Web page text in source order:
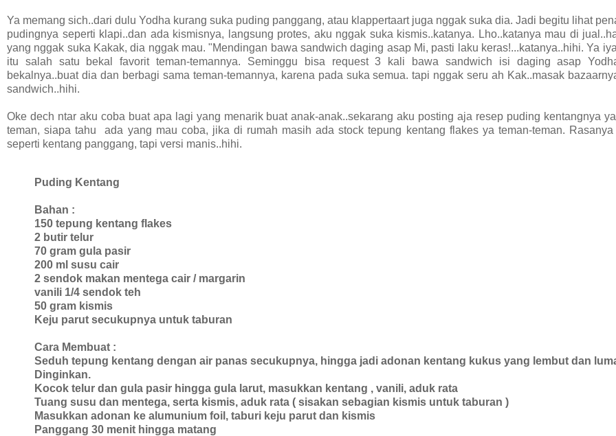
Ya memang sich..dari dulu Yodha kurang suka puding panggang, atau klappertaart juga nggak suka dia. Jadi begitu lihat
pudingnya seperti klapi..dan ada kismisnya, langsung protes, aku nggak suka kismis..katanya. Lho..katanya mau di
yang nggak suka Kakak, dia nggak mau. "Mendingan bawa sandwich daging asap Mi, pasti laku keras!...katanya..hihi. Ya
itu salah satu bekal favorit teman-temannya. Seminggu bisa request 3 kali bawa sandwich isi daging asap
bekalnya..buat dia dan berbagi sama teman-temannya, karena pada suka semua. tapi nggak seru ah Kak..masak
sandwich..hihi.
Oke dech ntar aku coba buat apa lagi yang menarik buat anak-anak..sekarang aku posting aja resep puding kentangnya
teman, siapa tahu ada yang mau coba, jika di rumah masih ada stock tepung kentang flakes ya teman-teman. Rasanya
seperti kentang panggang, tapi versi manis..hihi.
Puding Kentang
Bahan :
150 tepung kentang flakes
2 butir telur
70 gram gula pasir
200 ml susu cair
2 sendok makan mentega cair / margarin
vanili 1/4 sendok teh
50 gram kismis
Keju parut secukupnya untuk taburan
Cara Membuat :
Seduh tepung kentang dengan air panas secukupnya, hingga jadi adonan kentang kukus yang lembut dan
Dinginkan.
Kocok telur dan gula pasir hingga gula larut, masukkan kentang , vanili, aduk rata
Tuang susu dan mentega, serta kismis, aduk rata ( sisakan sebagian kismis untuk taburan )
Masukkan adonan ke alumunium foil, taburi keju parut dan kismis
Panggang 30 menit hingga matang